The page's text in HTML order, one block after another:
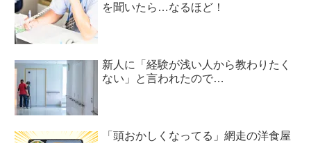
を聞いたら…なるほど！
新人に「経験が浅い人から教わりたく
ない」と言われたので…
「頭おかしくなってる」網走の洋食屋